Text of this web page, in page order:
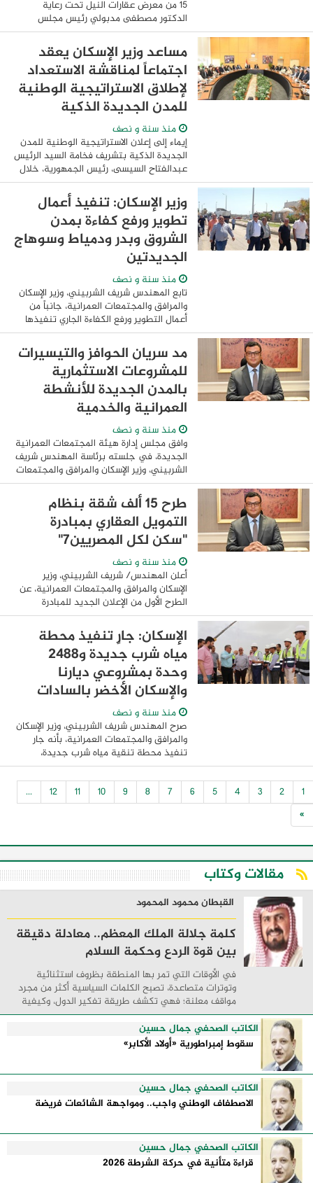
15 من معرض عقارات النيل تحت رعاية
الدكتور مصطفى مدبولي رئيس مجلس
الوزراء المصري بمركز الدوحة للمعارض
والمؤتمرات بقطر . وتمت مراسم افتتاح
النسخة الـ 15 من معرض ...
مساعد وزير الإسكان يعقد
اجتماعاً لمناقشة الاستعداد
لإطلاق الاستراتيجية الوطنية
للمدن الجديدة الذكية
منذ سنة و نصف
إيماء إلى إعلان الاستراتيجية الوطنية للمدن
الجديدة الذكية بتشريف فخامة السيد الرئيس
عبدالفتاح السيسى، رئيس الجمهورية، خلال
فعاليات افتتاح المنتدي الحضري العالمي في
نسختة الثانية عشرة بمصر، عقد ...
وزير الإسكان: تنفيذ أعمال
تطوير ورفع كفاءة بمدن
الشروق وبدر ودمياط وسوهاج
الجديدتين
منذ سنة و نصف
تابع المهندس شريف الشربيني، وزير الإسكان
والمرافق والمجتمعات العمرانية، جانباً من
أعمال التطوير ورفع الكفاءة الجاري تنفيذها
بمدن الشروق ودمياط الجديدة وبدر، وسوهاج
الجديدة، والتي تشمل خطوط صرف ...
مد سريان الحوافز والتيسيرات
للمشروعات الاستثمارية
بالمدن الجديدة للأنشطة
العمرانية والخدمية
منذ سنة و نصف
وافق مجلس إدارة هيئة المجتمعات العمرانية
الجديدة، في جلسته برئاسة المهندس شريف
الشربيني، وزير الإسكان والمرافق والمجتمعات
العمرانية، على مد سريان الحوافز والتيسيرات
السابق صدورها بقرارات مجلس ...
طرح 15 ألف شقة بنظام
التمويل العقاري بمبادرة
"سكن لكل المصريين7"
منذ سنة و نصف
أعلن المهندس/ شريف الشربيني، وزير
الإسكان والمرافق والمجتمعات العمرانية، عن
الطرح الأول من الإعلان الجديد للمبادرة
الرئاسية "سكن لكل المصريين7"، والمخصص
للمواطنين متوسطي الدخل، وذلك تنفيذًا ...
الإسكان: جارٍ تنفيذ محطة
مياه شرب جديدة و2488
وحدة بمشروعي ديارنا
والإسكان الأخضر بالسادات
منذ سنة و نصف
صرح المهندس شريف الشربيني، وزير الإسكان
والمرافق والمجتمعات العمرانية، بأنه جار
تنفيذ محطة تنقية مياه شرب جديدة،
و2488 وحدة سكنية بمشروعي ديارنا للإسكان
المتوسط، و" الإسكان الأخضر" بمدينة
السادات، ...
1
2
3
4
5
6
7
8
9
10
11
12
...
»
مقالات وكتاب
القبطان محمود المحمود
كلمة جلالة الملك المعظم.. معادلة دقيقة
بين قوة الردع وحكمة السلام
في الأوقات التي تمر بها المنطقة بظروف استثنائية
وتوترات متصاعدة، تصبح الكلمات السياسية أكثر من مجرد
مواقف معلنة؛ فهي تكشف طريقة تفكير الدول، وكيفية
إدارتها للأزمات، والحدود التي تفصل بين القوة ...
الكاتب الصحفي جمال حسين
سقوط إمبراطورية «أولاد الأكابر»
الكاتب الصحفي جمال حسين
الاصطفاف الوطني واجب.. ومواجهة الشائعات فريضة
الكاتب الصحفي جمال حسين
قراءة متأنية في حركة الشرطة 2026